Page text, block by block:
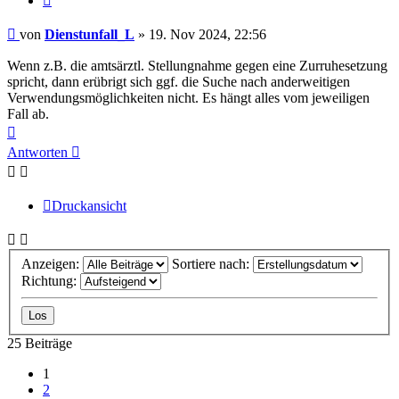
Beitrag
von Dienstunfall_L » 19. Nov 2024, 22:56
Wenn z.B. die amtsärztl. Stellungnahme gegen eine Zurruhesetzung
spricht, dann erübrigt sich ggf. die Suche nach anderweitigen
Verwendungsmöglichkeiten nicht. Es hängt alles vom jeweiligen
Fall ab.
oben
Antworten
Druckansicht
Anzeigen:
Sortiere nach:
Richtung:
25 Beiträge
1
2